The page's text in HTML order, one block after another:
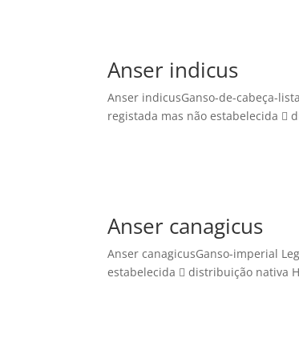
Anser indicus
Anser indicusGanso-de-cabeça-
registada mas não estabelecida 
Anser canagicus
Anser canagicusGanso-imperial
estabelecida  distribuição nativa